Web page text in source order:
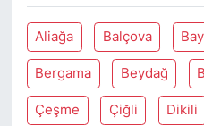
Aliağa Balçova
Bergama Beydağ
Çeşme Çiğli Dikili